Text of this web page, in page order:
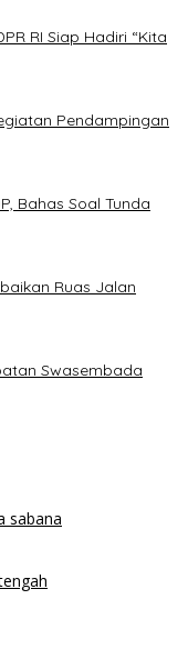
RI Siap Hadiri “Kita
Pendampingan
Bahas Soal Tunda
Ruas Jalan
Swasembada